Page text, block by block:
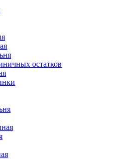
остатков